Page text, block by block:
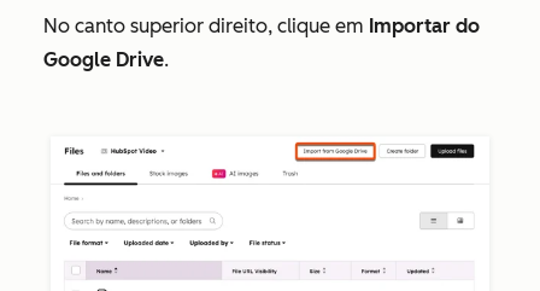
No canto superior direito, clique em Importar do
Google Drive.